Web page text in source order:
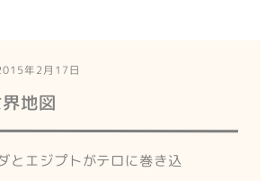
年2月17日
地図
とエジプトがテロに巻き込